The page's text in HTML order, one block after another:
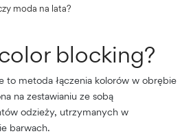
moda na lata?
blocking?
to metoda łączenia kolorów w obrębie
na zestawianiu ze sobą
odzieży, utrzymanych w
barwach.